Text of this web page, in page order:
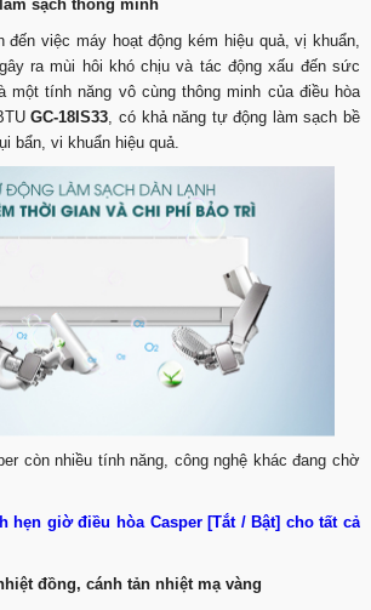
sạch thông minh
đến việc máy hoạt động kém hiệu quả, vị khuẩn,
ra mùi hôi khó chịu và tác động xấu đến sức
một tính năng vô cùng thông minh của điều hòa
GC-18IS33, có khả năng tự động làm sạch bề
bẩn, vi khuẩn hiệu quả.
còn nhiều tính năng, công nghệ khác đang chờ
hẹn giờ điều hòa Casper [Tắt / Bật] cho tất cả
đồng, cánh tản nhiệt mạ vàng